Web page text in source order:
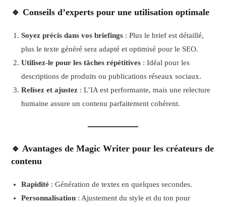
🔹 Conseils d’experts pour une utilisation optimale
Soyez précis dans vos briefings : Plus le brief est détaillé,
plus le texte généré sera adapté et optimisé pour le SEO.
Utilisez-le pour les tâches répétitives : Idéal pour les
descriptions de produits ou publications réseaux sociaux.
Relisez et ajustez : L’IA est performante, mais une relecture
humaine assure un contenu parfaitement cohérent.
🔹 Avantages de Magic Writer pour les créateurs de
contenu
Rapidité : Génération de textes en quelques secondes.
Personnalisation : Ajustement du style et du ton pour